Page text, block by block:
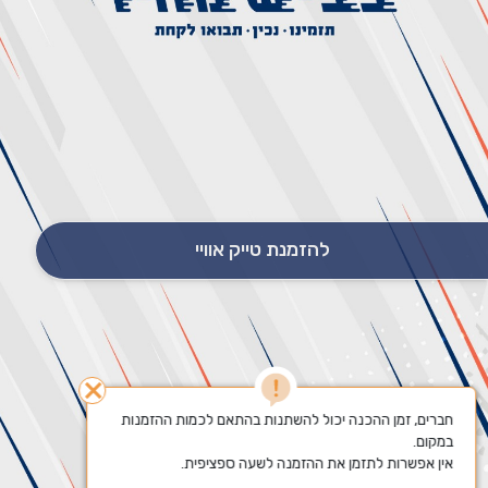
close
חברים, זמן ההכנה יכול להשתנות בהתאם לכמות ההזמנות
אין אפשרות לתזמן את ההזמנה לשעה ספציפית.
להזמנת טייק אוויי